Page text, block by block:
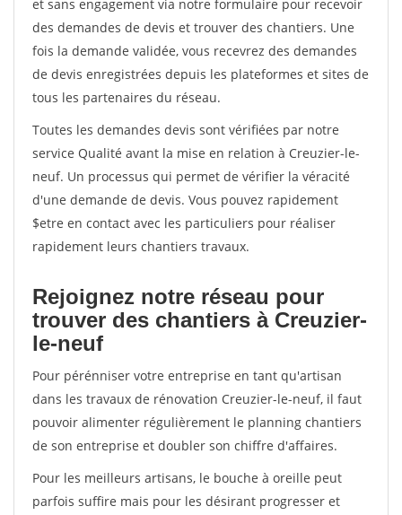
et sans engagement via notre formulaire pour recevoir
des demandes de devis et trouver des chantiers. Une
fois la demande validée, vous recevrez des demandes
de devis enregistrées depuis les plateformes et sites de
tous les partenaires du réseau.
Toutes les demandes devis sont vérifiées par notre
service Qualité avant la mise en relation à Creuzier-le-
neuf. Un processus qui permet de vérifier la véracité
d'une demande de devis. Vous pouvez rapidement
$etre en contact avec les particuliers pour réaliser
rapidement leurs chantiers travaux.
Rejoignez notre réseau pour
trouver des chantiers à Creuzier-
le-neuf
Pour pérénniser votre entreprise en tant qu'artisan
dans les travaux de rénovation Creuzier-le-neuf, il faut
pouvoir alimenter régulièrement le planning chantiers
de son entreprise et doubler son chiffre d'affaires.
Pour les meilleurs artisans, le bouche à oreille peut
parfois suffire mais pour les désirant progresser et